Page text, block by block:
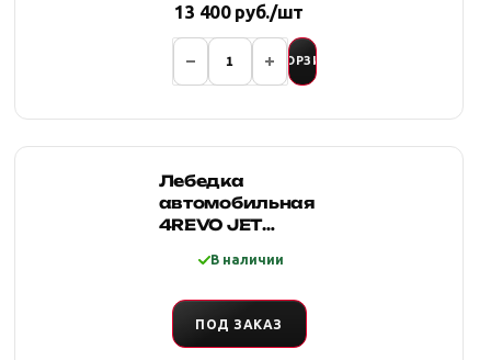
13 400 руб./шт
В КОРЗИНУ
Лебедка
автомобильная
4REVO JET
(Синтетический
В наличии
ПОД ЗАКАЗ